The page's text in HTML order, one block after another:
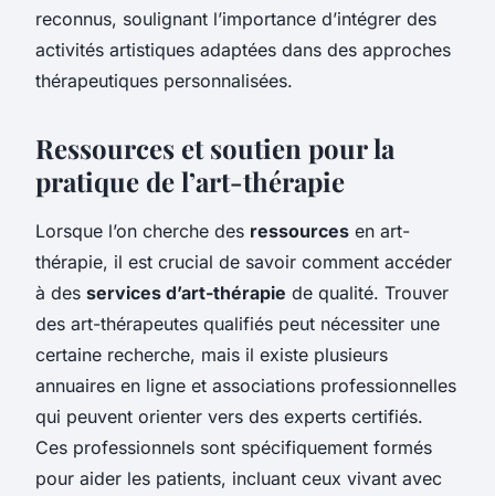
reconnus, soulignant l’importance d’intégrer des
activités artistiques adaptées dans des approches
thérapeutiques personnalisées.
Ressources et soutien pour la
pratique de l’art-thérapie
Lorsque l’on cherche des ressources en art-
thérapie, il est crucial de savoir comment accéder
à des services d’art-thérapie de qualité. Trouver
des art-thérapeutes qualifiés peut nécessiter une
certaine recherche, mais il existe plusieurs
annuaires en ligne et associations professionnelles
qui peuvent orienter vers des experts certifiés.
Ces professionnels sont spécifiquement formés
pour aider les patients, incluant ceux vivant avec